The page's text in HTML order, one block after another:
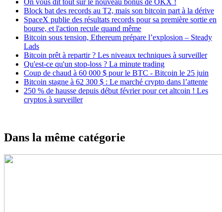
On vous dit tout sur le nouveau bonus de OKX !
Block bat des records au T2, mais son bitcoin part à la dérive
SpaceX publie des résultats records pour sa première sortie en
bourse, et l'action recule quand même
Bitcoin sous tension, Ethereum prépare l’explosion – Steady
Lads
Bitcoin prêt à repartir ? Les niveaux techniques à surveiller
Qu'est-ce qu'un stop-loss ? La minute trading
Coup de chaud à 60 000 $ pour le BTC - Bitcoin le 25 juin
Bitcoin stagne à 62 300 $ : Le marché crypto dans l’attente
250 % de hausse depuis début février pour cet altcoin ! Les
cryptos à surveiller
Dans la même catégorie